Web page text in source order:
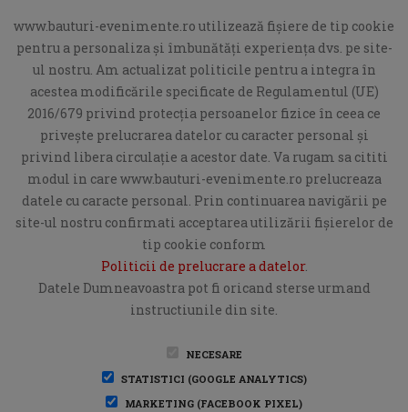
www.bauturi-evenimente.ro utilizează fişiere de tip cookie
pentru a personaliza și îmbunătăți experiența dvs. pe site-
ul nostru. Am actualizat politicile pentru a integra în
acestea modificările specificate de Regulamentul (UE)
2016/679 privind protecția persoanelor fizice în ceea ce
privește prelucrarea datelor cu caracter personal și
privind libera circulație a acestor date. Va rugam sa cititi
modul in care www.bauturi-evenimente.ro prelucreaza
datele cu caracte personal. Prin continuarea navigării pe
site-ul nostru confirmati acceptarea utilizării fişierelor de
tip cookie conform
Politicii de prelucrare a datelor.
Datele Dumneavoastra pot fi oricand sterse urmand
instructiunile din site.
NECESARE
STATISTICI (GOOGLE ANALYTICS)
MARKETING (FACEBOOK PIXEL)